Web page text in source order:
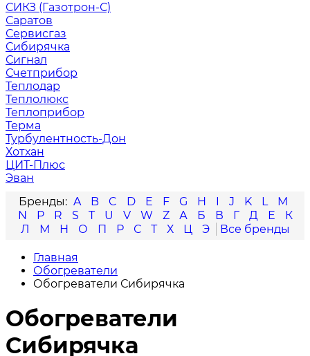
СИКЗ (Газотрон-С)
Саратов
Сервисгаз
Сибирячка
Сигнал
Счетприбор
Теплодар
Теплолюкс
Теплоприбор
Терма
Турбулентность-Дон
Хотхан
ЦИТ-Плюс
Эван
A
B C D E F G H I J K L
M
N
P R S T U V W Z А Б В Г Д Е
К
Л
М Н О П Р С Т Х Ц Э
Главная
Обогреватели
Обогреватели Сибирячка
Обогреватели
Сибирячка